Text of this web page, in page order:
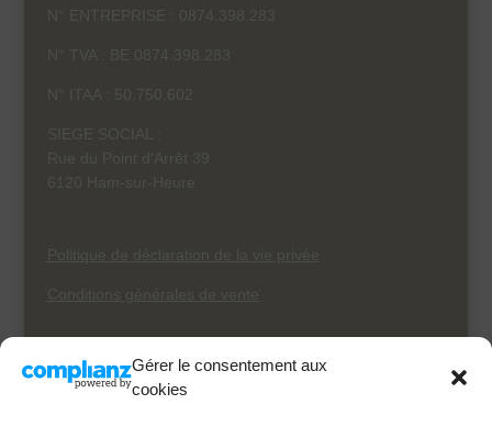
Gérer le consentement aux
cookies
N° ENTREPRISE : 0874.398.283
N° TVA : BE 0874.398.283
N° ITAA : 50.750.602
SIEGE SOCIAL :
Rue du Point d'Arrêt 39
6120 Ham-sur-Heure
Politique de déclaration de la vie privée
Conditions générales de vente
« Les experts-comptables et les conseillers fiscaux